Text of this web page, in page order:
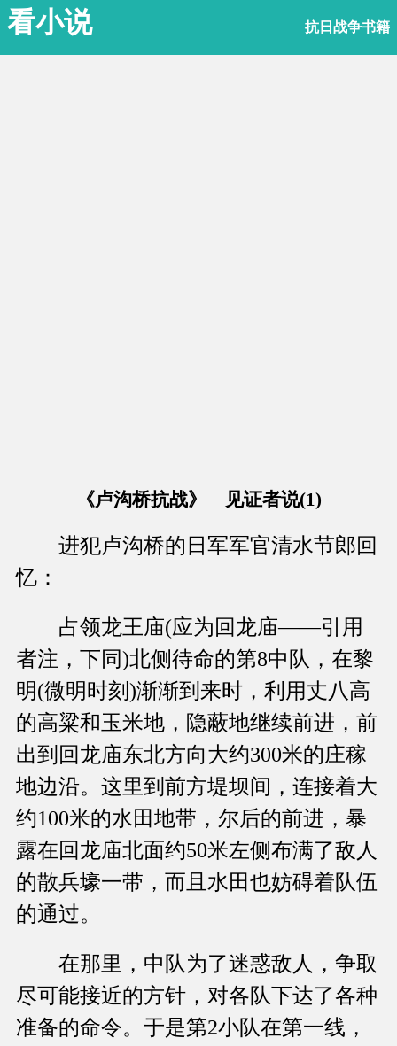
看小说 抗日战争书籍
《卢沟桥抗战》 见证者说(1)
进犯卢沟桥的日军军官清水节郎回
忆：
占领龙王庙(应为回龙庙——引用
者注，下同)北侧待命的第8中队，在黎
明(微明时刻)渐渐到来时，利用丈八高
的高粱和玉米地，隐蔽地继续前进，前
出到回龙庙东北方向大约300米的庄稼
地边沿。这里到前方堤坝间，连接着大
约100米的水田地带，尔后的前进，暴
露在回龙庙北面约50米左侧布满了敌人
的散兵壕一带，而且水田也妨碍着队伍
的通过。
在那里，中队为了迷惑敌人，争取
尽可能接近的方针，对各队下达了各种
准备的命令。于是第2小队在第一线，